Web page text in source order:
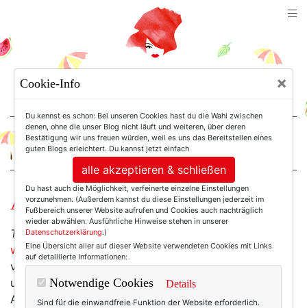
For Women. Not Girls.
Ach, du lieber Himmel!!
The Wahnsinnist heute angekommen, und er ist
wahnsinniger als gedacht. Immerhin habe ich schon
vier Schritte geschafft - vom Stuhl zum Schreibtisch
und wieder zurück -, wobei ich zugegeben muss: Die
Angst, sich die Beine zu brechen, macht nicht
Cookie-Info ×
Du kennst es schon: Bei unseren Cookies hast du die Wahl zwischen
denen, ohne die unser Blog nicht läuft und weiteren, über deren
Bestätigung wir uns freuen würden, weil es uns das Bereitstellen eines
guten Blogs erleichtert. Du kannst jetzt einfach
alle akzeptieren & schließen
Du hast auch die Möglichkeit, verfeinerte einzelne Einstellungen
vorzunehmen. (Außerdem kannst du diese Einstellungen jederzeit im
Fußbereich unserer Website aufrufen und Cookies auch nachträglich
wieder abwählen. Ausführliche Hinweise stehen in unserer
Datenschutzerklärung.)
Eine Übersicht aller auf dieser Website verwendeten Cookies mit Links
auf detaillierte Informationen:
Notwendige Cookies Details
Sind für die einwandfreie Funktion der Website erforderlich.